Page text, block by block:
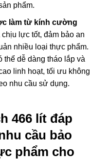
phẩm.
làm từ kính cường
chịu lực tốt, đảm bảo an
nhiều loại thực phẩm.
thể dễ dàng tháo lắp và
linh hoạt, tối ưu không
nhu cầu sử dụng.
466 lít đáp
cầu bảo
phẩm cho